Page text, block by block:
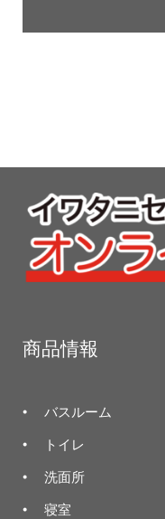
商品情報
バスルーム
トイレ
洗面所
寝室